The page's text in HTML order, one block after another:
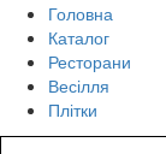
Головна
Каталог
Ресторани
Весілля
Плітки